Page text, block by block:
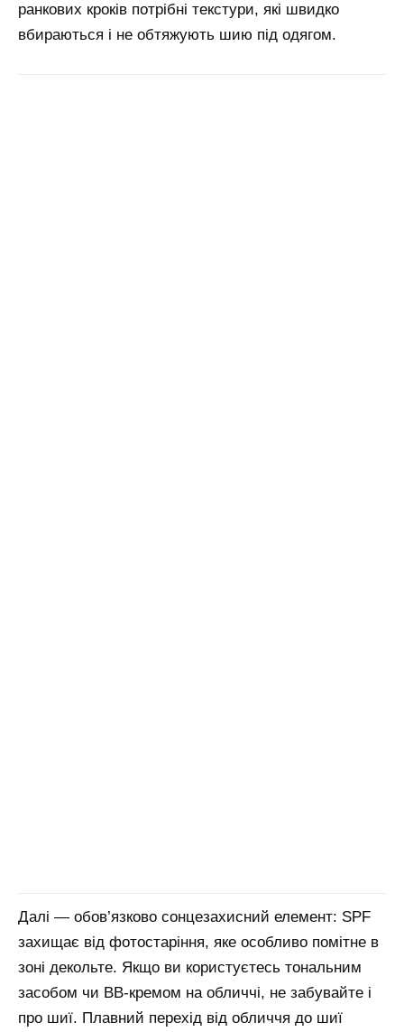
ранкових кроків потрібні текстури, які швидко
вбираються і не обтяжують шию під одягом.
Далі — обов’язково сонцезахисний елемент: SPF
захищає від фотостаріння, яке особливо помітне в
зоні декольте. Якщо ви користуєтесь тональним
засобом чи ВВ-кремом на обличчі, не забувайте і
про шиї. Плавний перехід від обличчя до шиї